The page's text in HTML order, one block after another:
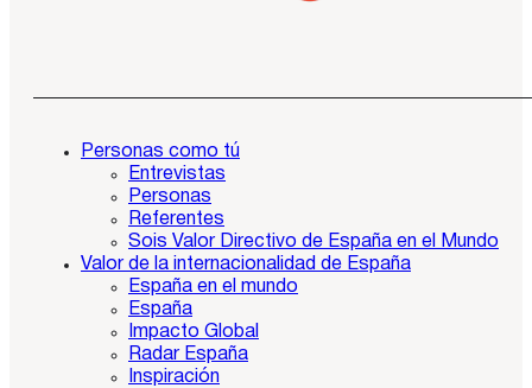
Personas como tú
Entrevistas
Personas
Referentes
Sois Valor Directivo de España en el Mundo
Valor de la internacionalidad de España
España en el mundo
España
Impacto Global
Radar España
Inspiración